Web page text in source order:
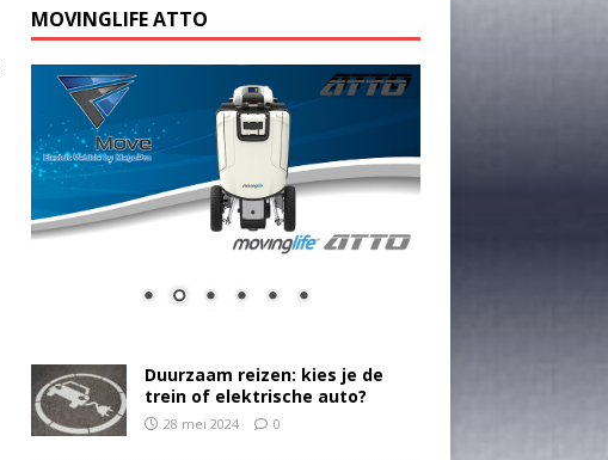
MOVINGLIFE ATTO
Duurzaam reizen: kies je de
trein of elektrische auto?
28 mei 2024 0